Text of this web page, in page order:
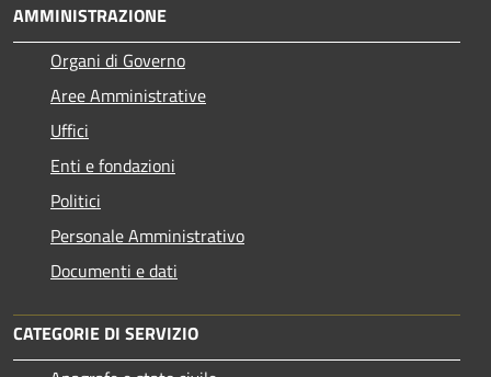
AMMINISTRAZIONE
Organi di Governo
Aree Amministrative
Uffici
Enti e fondazioni
Politici
Personale Amministrativo
Documenti e dati
CATEGORIE DI SERVIZIO